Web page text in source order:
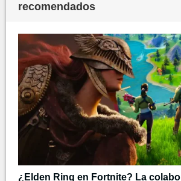
recomendados
¿Elden Ring en Fortnite? La